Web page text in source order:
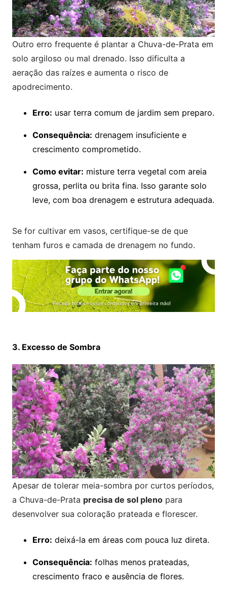
Outro erro frequente é plantar a Chuva-de-Prata em
solo argiloso ou mal drenado. Isso dificulta a
aeração das raízes e aumenta o risco de
apodrecimento.
Erro: usar terra comum de jardim sem preparo.
Consequência: drenagem insuficiente e
crescimento comprometido.
Como evitar: misture terra vegetal com areia
grossa, perlita ou brita fina. Isso garante solo
leve, com boa drenagem e estrutura adequada.
Se for cultivar em vasos, certifique-se de que
tenham furos e camada de drenagem no fundo.
3. Excesso de Sombra
Apesar de tolerar meia-sombra por curtos períodos,
a Chuva-de-Prata precisa de sol pleno para
desenvolver sua coloração prateada e florescer.
Erro: deixá-la em áreas com pouca luz direta.
Consequência: folhas menos prateadas,
crescimento fraco e ausência de flores.